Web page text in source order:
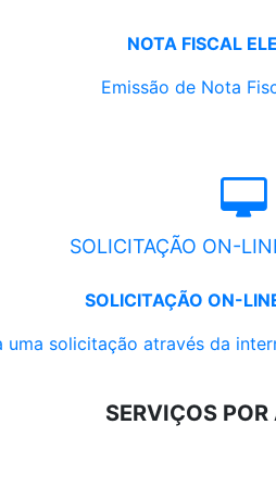
NOTA FISCAL
Emissão de Nota
SOLICITAÇÃO ON-
SOLICITAÇÃO ON-
uma solicitação através da
SERVIÇOS